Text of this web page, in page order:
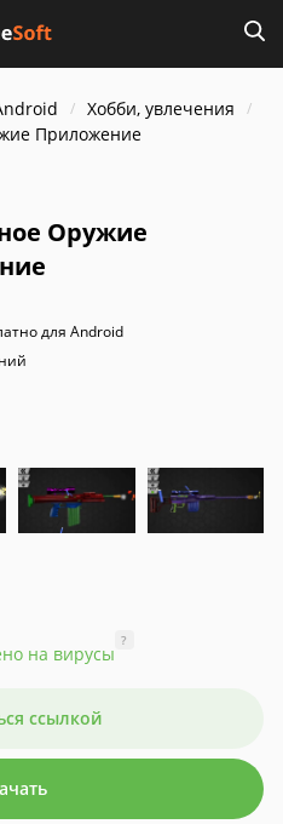
Хобби, увлечения
Приложение
Оружие
для Android
на вирусы
?
ссылкой